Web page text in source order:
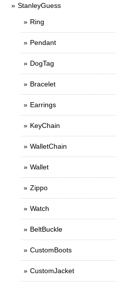
StanleyGuess
Ring
Pendant
DogTag
Bracelet
Earrings
KeyChain
WalletChain
Wallet
Zippo
Watch
BeltBuckle
CustomBoots
CustomJacket